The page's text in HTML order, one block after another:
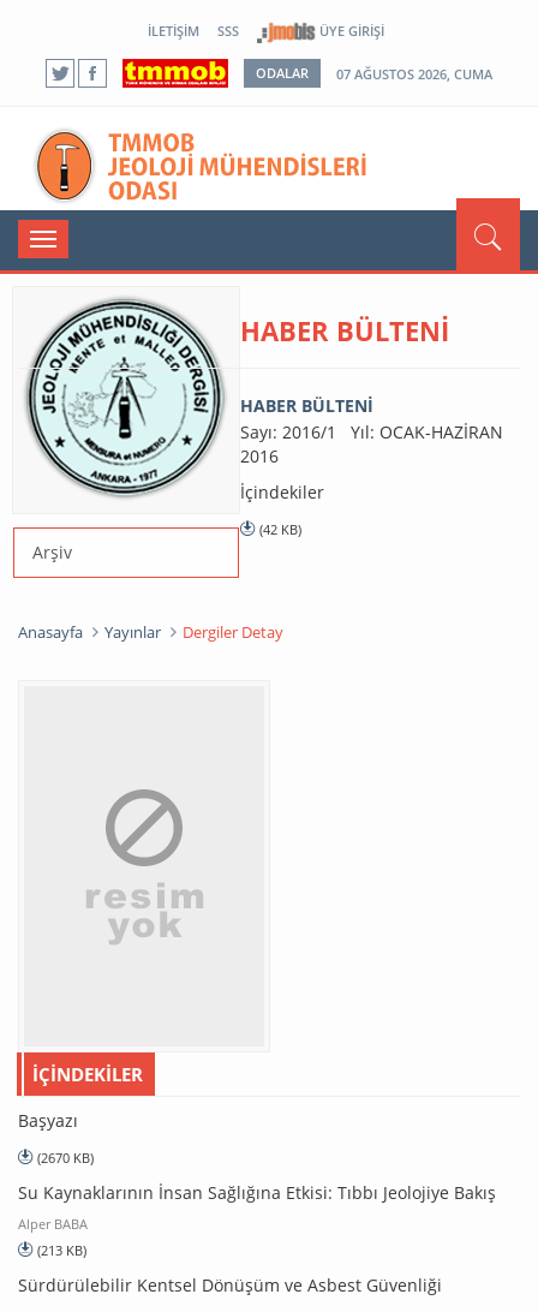
İLETIŞIM SSS ÜYE GIRIŞI
ODALAR 07 AĞUSTOS 2026, CUMA
Toggle
navigation
Arşiv
HABER BÜLTENİ
Anasayfa Yayınlar Dergiler Detay
HABER BÜLTENİ
Sayı: 2016/1 Yıl: OCAK-HAZİRAN
2016
İÇINDEKILER
İçindekiler
(42 KB)
Başyazı
(2670 KB)
Su Kaynaklarının İnsan Sağlığına Etkisi: Tıbbı Jeolojiye Bakış
Alper BABA
(213 KB)
Sürdürülebilir Kentsel Dönüşüm ve Asbest Güvenliği